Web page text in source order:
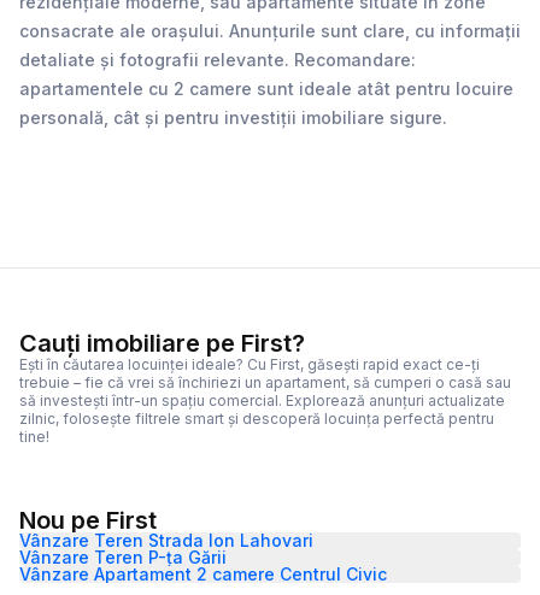
consacrate ale orașului. Anunțurile sunt clare, cu informații
detaliate și fotografii relevante. Recomandare:
apartamentele cu 2 camere sunt ideale atât pentru locuire
personală, cât și pentru investiții imobiliare sigure.
Cauți imobiliare pe First?
Ești în căutarea locuinței ideale? Cu First, găsești rapid exact ce-ți
trebuie – fie că vrei să închiriezi un apartament, să cumperi o casă sau
să investești într-un spațiu comercial. Explorează anunțuri actualizate
zilnic, folosește filtrele smart și descoperă locuința perfectă pentru
tine!
Nou pe First
Vânzare Teren Strada Ion Lahovari
Vânzare Teren P-ța Gării
Vânzare Apartament 2 camere Centrul Civic